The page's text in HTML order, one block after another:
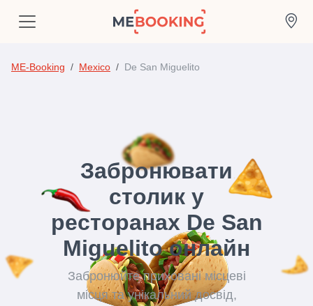
ME-Booking Mexico De San Miguelito
Забронювати
столик у
ресторанах De San
Miguelito онлайн
Забронюйте приховані місцеві
місця та унікальний досвід,